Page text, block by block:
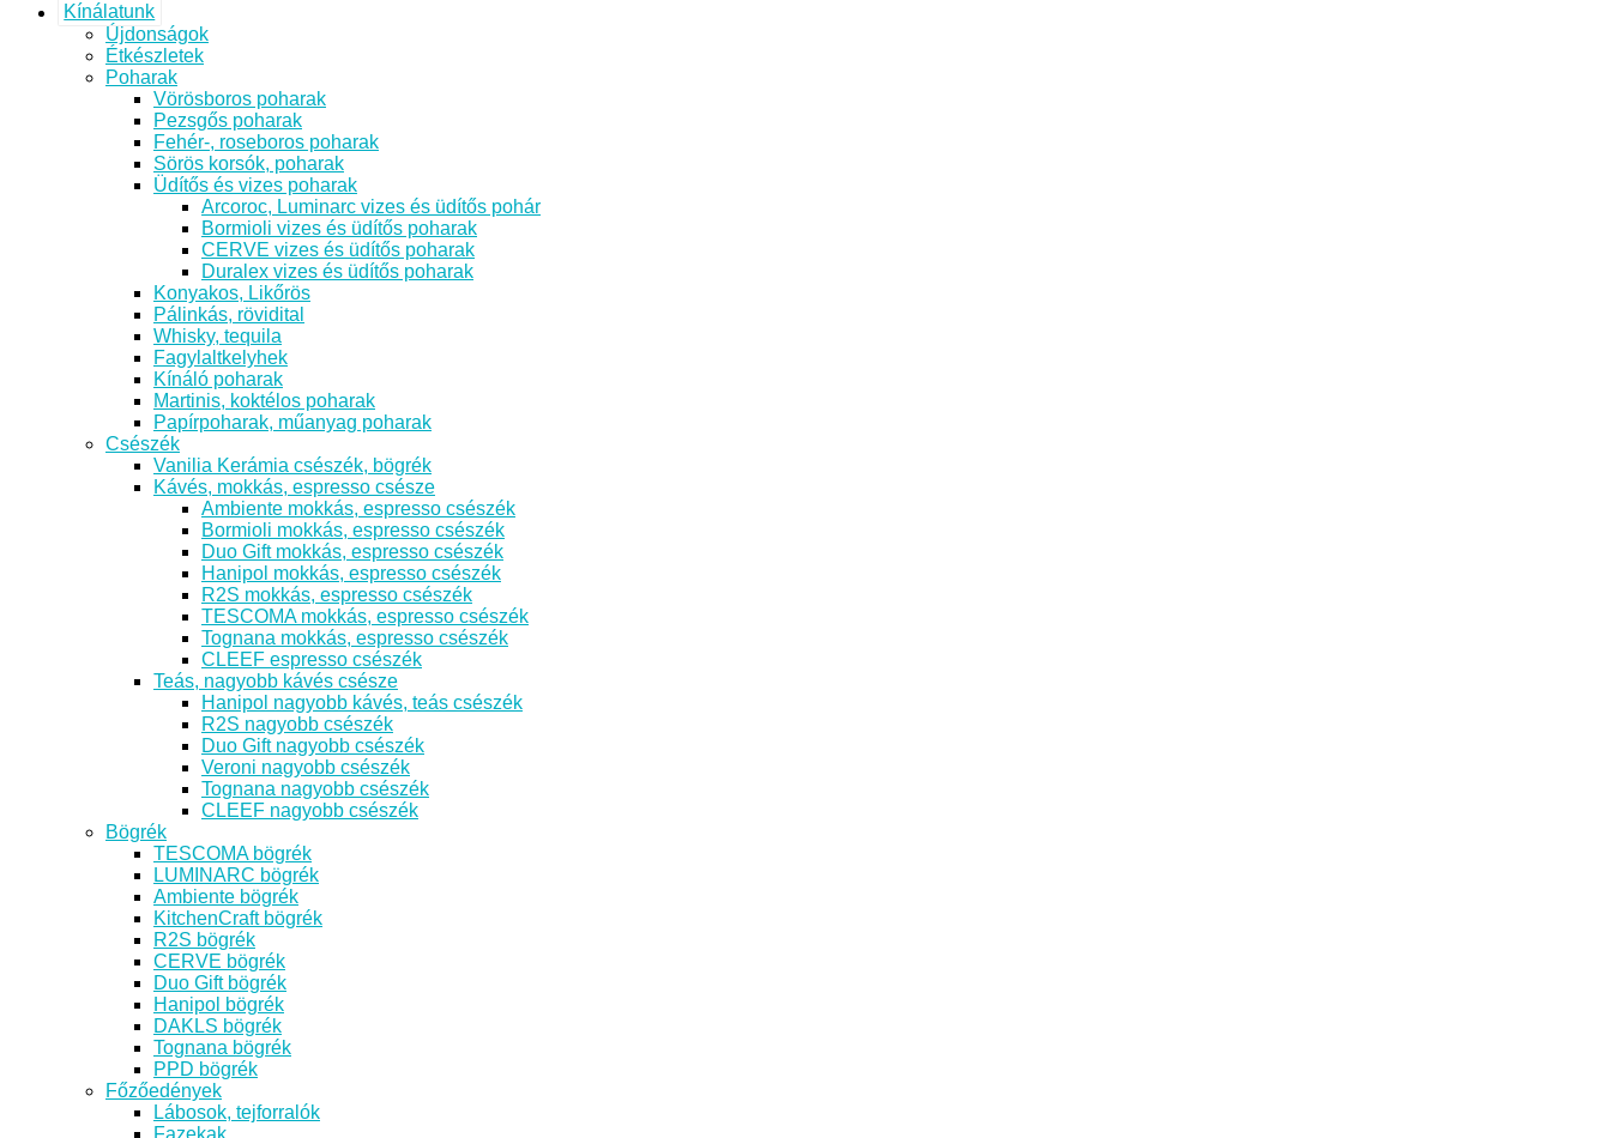
Kínálatunk
Újdonságok
Étkészletek
Poharak
Vörösboros poharak
Pezsgős poharak
Fehér-, roseboros poharak
Sörös korsók, poharak
Üdítős és vizes poharak
Arcoroc, Luminarc vizes és üdítős pohár
Bormioli vizes és üdítős poharak
CERVE vizes és üdítős poharak
Duralex vizes és üdítős poharak
Konyakos, Likőrös
Pálinkás, rövidital
Whisky, tequila
Fagylaltkelyhek
Kínáló poharak
Martinis, koktélos poharak
Papírpoharak, műanyag poharak
Csészék
Vanilia Kerámia csészék, bögrék
Kávés, mokkás, espresso csésze
Ambiente mokkás, espresso csészék
Bormioli mokkás, espresso csészék
Duo Gift mokkás, espresso csészék
Hanipol mokkás, espresso csészék
R2S mokkás, espresso csészék
TESCOMA mokkás, espresso csészék
Tognana mokkás, espresso csészék
CLEEF espresso csészék
Teás, nagyobb kávés csésze
Hanipol nagyobb kávés, teás csészék
R2S nagyobb csészék
Duo Gift nagyobb csészék
Veroni nagyobb csészék
Tognana nagyobb csészék
CLEEF nagyobb csészék
Bögrék
TESCOMA bögrék
LUMINARC bögrék
Ambiente bögrék
KitchenCraft bögrék
R2S bögrék
CERVE bögrék
Duo Gift bögrék
Hanipol bögrék
DAKLS bögrék
Tognana bögrék
PPD bögrék
Főzőedények
Lábosok, tejforralók
Fazekak